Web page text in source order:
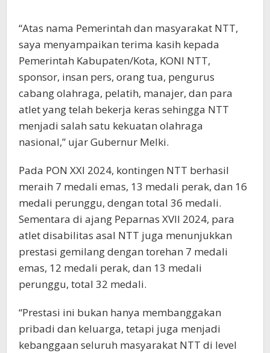
“Atas nama Pemerintah dan masyarakat NTT,
saya menyampaikan terima kasih kepada
Pemerintah Kabupaten/Kota, KONI NTT,
sponsor, insan pers, orang tua, pengurus
cabang olahraga, pelatih, manajer, dan para
atlet yang telah bekerja keras sehingga NTT
menjadi salah satu kekuatan olahraga
nasional,” ujar Gubernur Melki.
Pada PON XXI 2024, kontingen NTT berhasil
meraih 7 medali emas, 13 medali perak, dan 16
medali perunggu, dengan total 36 medali.
Sementara di ajang Peparnas XVII 2024, para
atlet disabilitas asal NTT juga menunjukkan
prestasi gemilang dengan torehan 7 medali
emas, 12 medali perak, dan 13 medali
perunggu, total 32 medali.
“Prestasi ini bukan hanya membanggakan
pribadi dan keluarga, tetapi juga menjadi
kebanggaan seluruh masyarakat NTT di level